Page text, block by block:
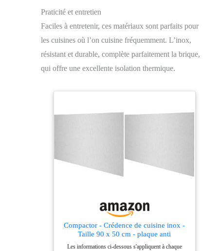
peint gaufré. Pour recouvrir une crédence existante en
carrelage (carreaux de ciment) avec joints creux, il est
recommandé de combler préalablement les joints avec
un enduit de rebouchage.
Praticité et entretien
Faciles à entretenir, ces matériaux sont parfaits pour
les cuisines où l’on cuisine fréquemment. L’inox,
résistant et durable, complète parfaitement la brique,
qui offre une excellente isolation thermique.
Compactor - Crédence de cuisine inox -
Taille 90 x 50 cm - plaque anti
projections (Lot de 2)
Les informations ci-dessous s'appliquent à chaque